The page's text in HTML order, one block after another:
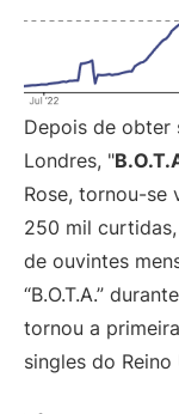
Depois de obter
Londres, "
Rose, tornou-se
250 mil
de ouvintes
“B.O.T.A.”
tornou a
singles do